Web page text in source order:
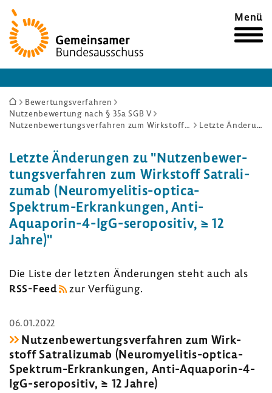
Zur
Startseite
Menü
Sie
sind
Bewertungsverfahren
Nutzenbewertung nach § 35a SGB V
Nutzenbewertungsverfahren zum Wirkstoff Satralizumab (Neuromyelitis-optica-Spektrum-Erkrankungen, Anti-Aquaporin-4-IgG-seropositiv, ≥ 12 Jahre)
Letzte Änderungen
Letzte Ände­rungen zu "Nutzen­be­wer­
tungs­ver­fahren zum Wirk­stoff Satra­li­
zumab (Neuromyelitis-​optica-
Spektrum-Erkrankungen, Anti-​
Aquaporin-4-IgG-seropositiv, ≥ 12
Jahre)"
Die Liste der letzten Ände­rungen steht auch als
RSS-​Feed
zur Verfü­gung.
06.01.2022
Nutzen­be­wer­tungs­ver­fahren zum Wirk­
stoff Satra­li­zumab (Neuromyelitis-​optica-
Spektrum-Erkrankungen, Anti-​Aquaporin-4-
IgG-seropositiv, ≥ 12 Jahre)